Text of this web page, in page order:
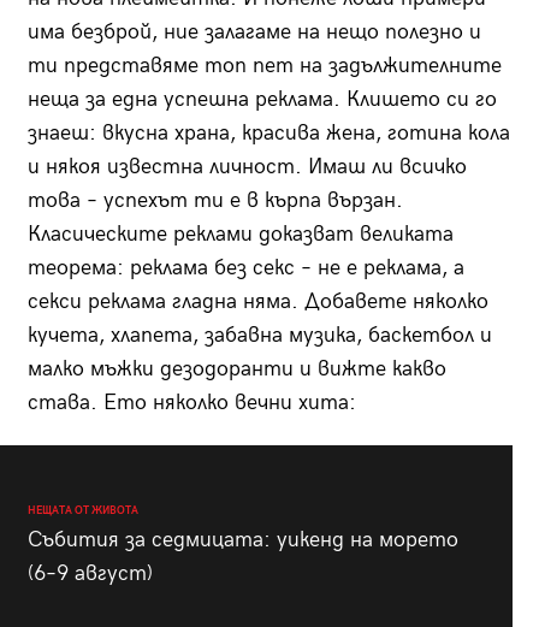
има безброй, ние залагаме на нещо полезно и
ти представяме топ пет на задължителните
неща за една успешна реклама. Клишето си го
знаеш: вкусна храна, красива жена, готина кола
и някоя известна личност. Имаш ли всичко
това – успехът ти е в кърпа вързан.
Класическите реклами доказват великата
теорема: реклама без секс – не е реклама, а
секси реклама гладна няма. Добавете няколко
кучета, хлапета, забавна музика, баскетбол и
малко мъжки дезодоранти и вижте какво
става. Ето няколко вечни хита:
НЕЩАТА ОТ ЖИВОТА
Събития за седмицата: уикенд на морето
(6–9 август)